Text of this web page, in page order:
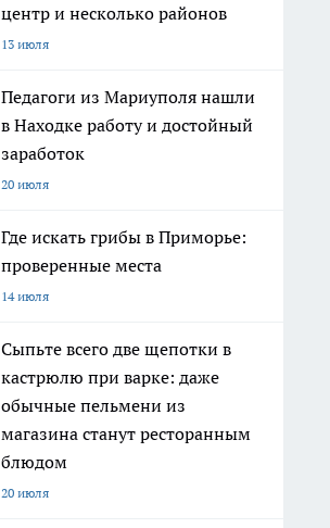
центр и несколько районов
13 июля
Педагоги из Мариуполя нашли
в Находке работу и достойный
заработок
20 июля
Где искать грибы в Приморье:
проверенные места
14 июля
Сыпьте всего две щепотки в
кастрюлю при варке: даже
обычные пельмени из
магазина станут ресторанным
блюдом
20 июля